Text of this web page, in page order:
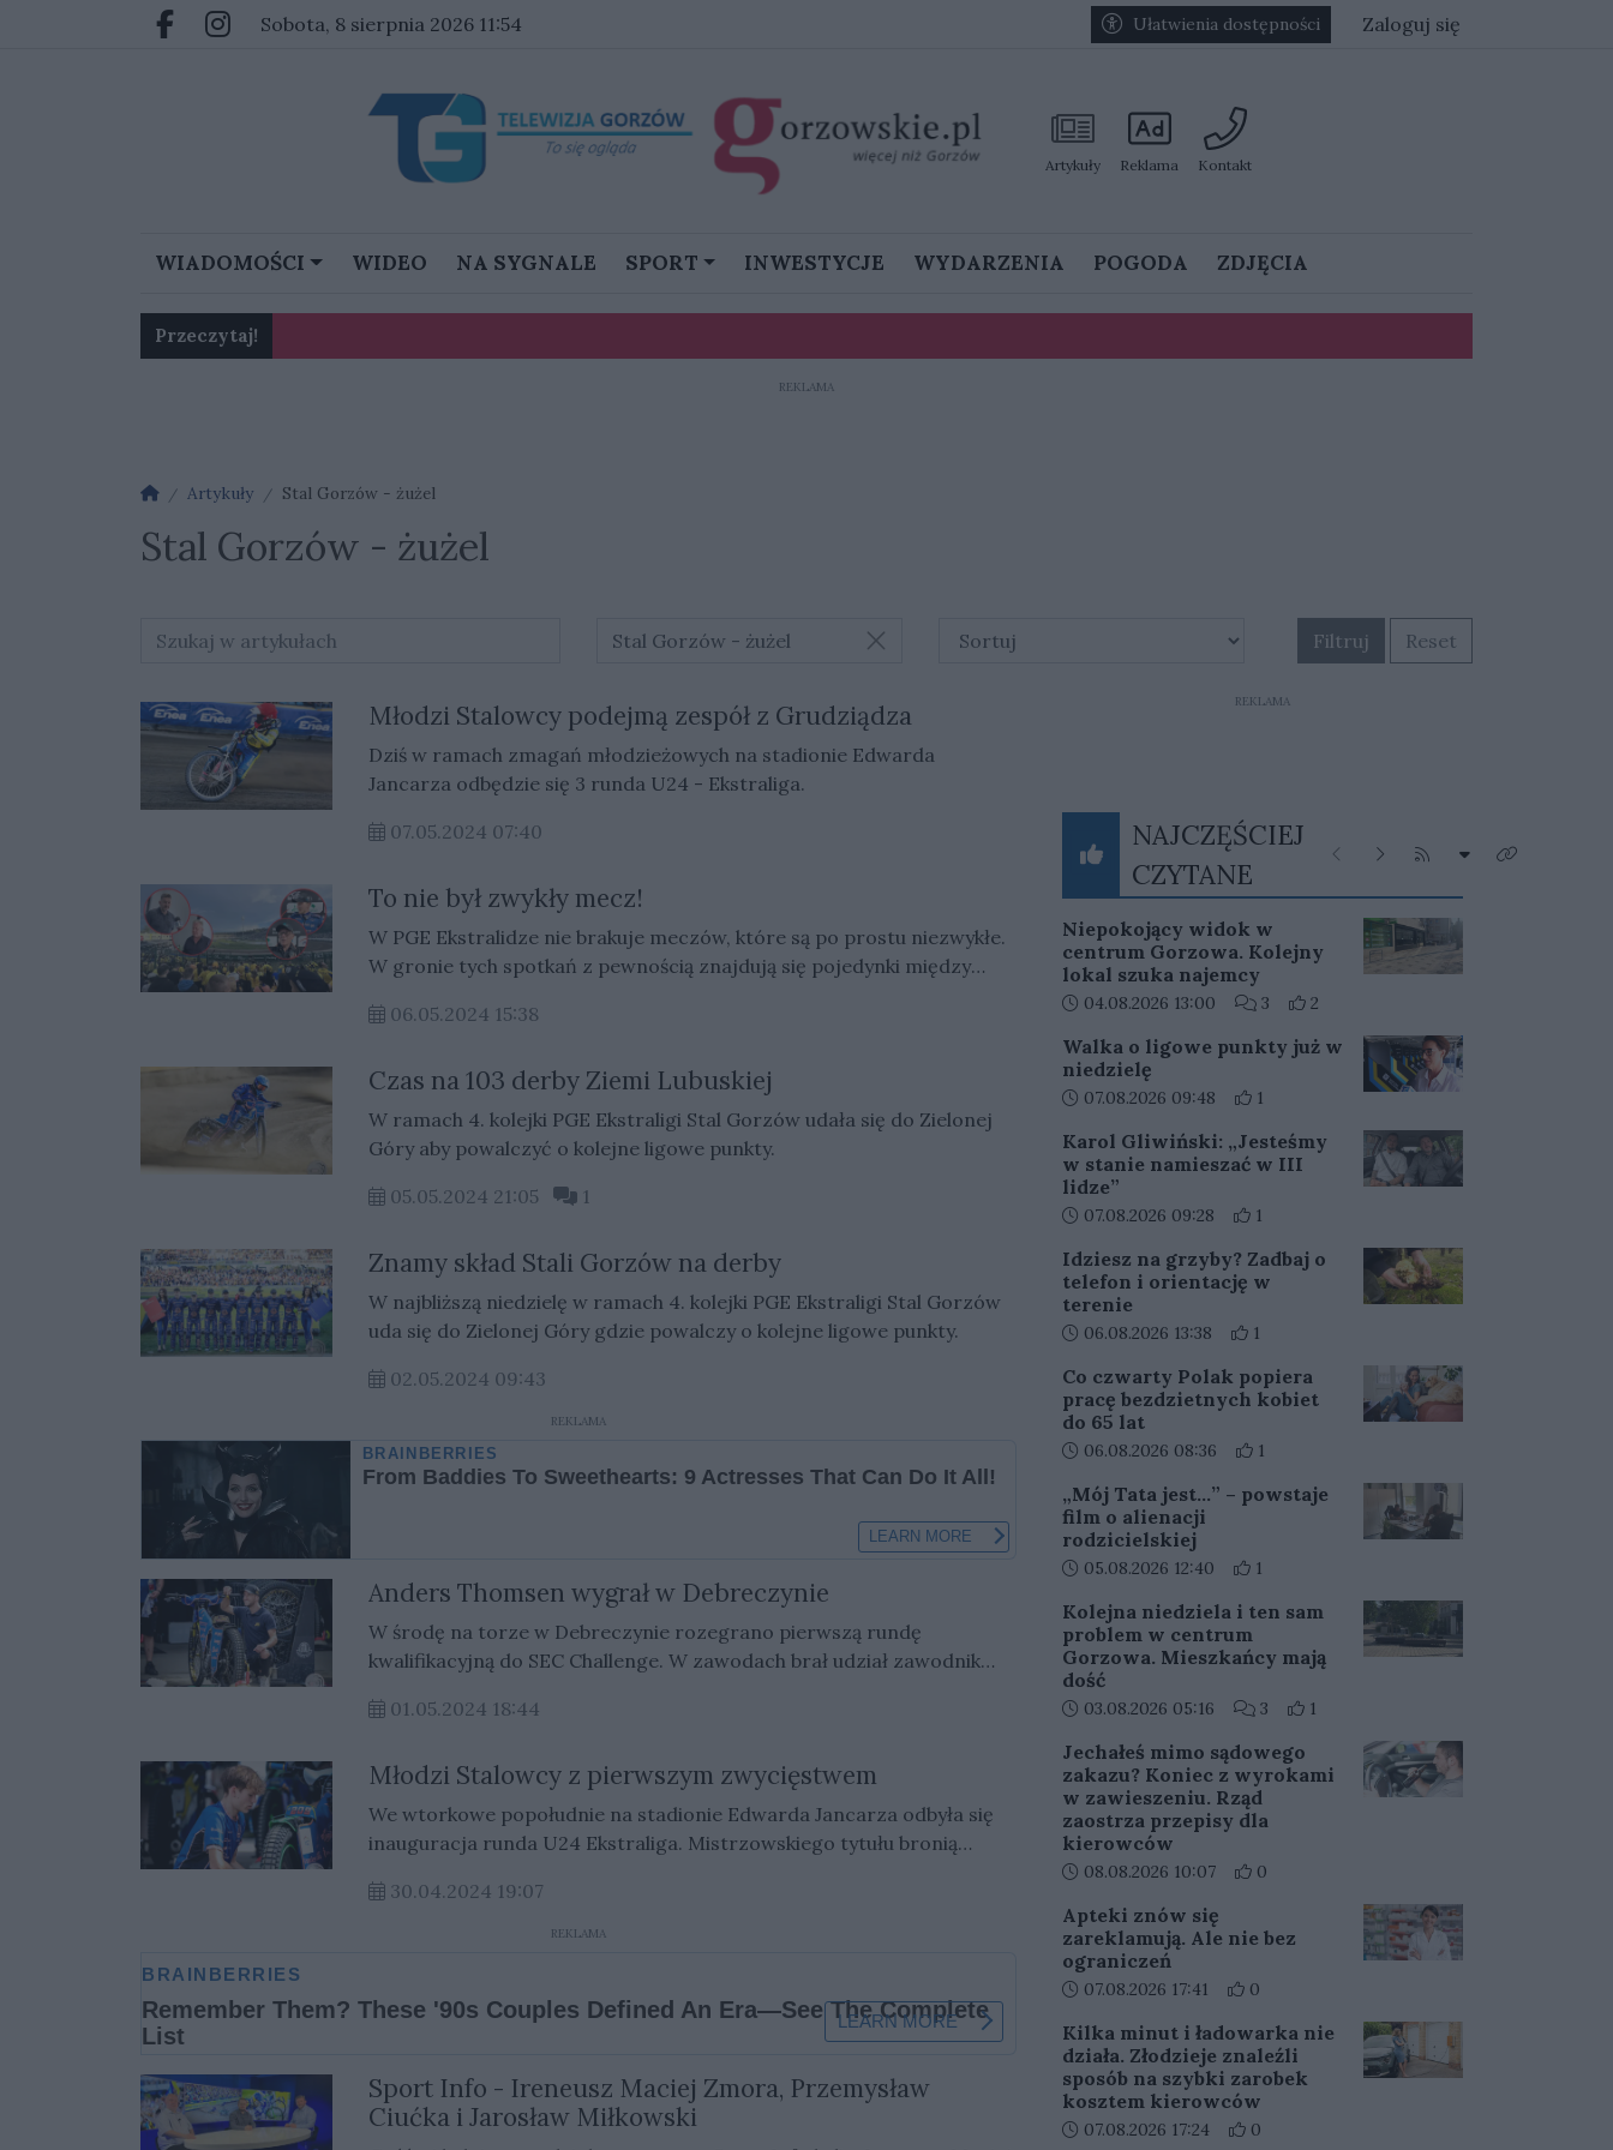
Przejdź do głównych treści
Przejdź do głównego menu
Facebook.com
Instagram.com
sobota, 8 sierpnia 2026 11:54 Ułatwienia dostępności Zaloguj się
Artykuły Reklama Kontakt
WIADOMOŚCI WIDEO NA SYGNALE SPORT INWESTYCJE WYDARZENIA POGODA ZDJĘCIA
Przeczytaj!
REKLAMA
Strona główna
Artykuły Stal Gorzów - żużel
Stal Gorzów - żużel
Stal Gorzów - żużel Filtruj Reset
Młodzi Stalowcy podejmą zespół z Grudziądza
Dziś w ramach zmagań młodzieżowych na stadionie Edwarda
Jancarza odbędzie się 3 runda U24 - Ekstraliga.
07.05.2024 07:40
To nie był zwykły mecz!
W PGE Ekstralidze nie brakuje meczów, które są po prostu niezwykłe.
W gronie tych spotkań z pewnością znajdują się pojedynki między
powróciły do najlepszej żużlowej ligi po prawie trzech latach przerwy.
06.05.2024 15:38
Czas na 103 derby Ziemi Lubuskiej
W ramach 4. kolejki PGE Ekstraligi Stal Gorzów udała się do Zielonej
Góry aby powalczyć o kolejne ligowe punkty.
05.05.2024 21:05
1
Znamy skład Stali Gorzów na derby
W najbliższą niedzielę w ramach 4. kolejki PGE Ekstraligi Stal Gorzów
uda się do Zielonej Góry gdzie powalczy o kolejne ligowe punkty.
02.05.2024 09:43
REKLAMA
Anders Thomsen wygrał w Debreczynie
W środę na torze w Debreczynie rozegrano pierwszą rundę
kwalifikacyjną do SEC Challenge. W zawodach brał udział zawodnik
01.05.2024 18:44
Młodzi Stalowcy z pierwszym zwycięstwem
We wtorkowe popołudnie na stadionie Edwarda Jancarza odbyła się
inauguracja runda U24 Ekstraliga. Mistrzowskiego tytułu bronią
30.04.2024 19:07
REKLAMA
Sport Info - Ireneusz Maciej Zmora, Przemysław
Ciućka i Jarosław Miłkowski
REKLAMA
NAJCZĘŚCIEJ
CZYTANE
Poprzednie
NastępneKliknij aby przejść do
Rozwiń listę
Kliknij aby
Niepokojący widok w
centrum Gorzowa. Kolejny
lokal szuka najemcy
Data dodania artykułu:
04.08.2026 13:00 Liczba komentarzy artykułu:
3 Liczba pozytywnych reakcji
2
Walka o ligowe punkty już w
niedzielę
Data dodania artykułu:
07.08.2026 09:48 Liczba pozytywnych reakcji użytkowników do
1
Karol Gliwiński: „Jesteśmy
w stanie namieszać w III
lidze”
Data dodania artykułu:
07.08.2026 09:28 Liczba pozytywnych reakcji użytkowników do
1
Idziesz na grzyby? Zadbaj o
telefon i orientację w
terenie
Data dodania artykułu:
06.08.2026 13:38 Liczba pozytywnych reakcji użytkowników do
1
Co czwarty Polak popiera
pracę bezdzietnych kobiet
do 65 lat
Data dodania artykułu:
06.08.2026 08:36 Liczba pozytywnych reakcji użytkowników do
1
„Mój Tata jest…” – powstaje
film o alienacji
rodzicielskiej
Data dodania artykułu:
05.08.2026 12:40 Liczba pozytywnych reakcji użytkowników do
1
Kolejna niedziela i ten sam
problem w centrum
Gorzowa. Mieszkańcy mają
dość
Data dodania artykułu:
03.08.2026 05:16 Liczba komentarzy artykułu:
3 Liczba pozytywnych reakcji
1
Jechałeś mimo sądowego
zakazu? Koniec z wyrokami
w zawieszeniu. Rząd
zaostrza przepisy dla
kierowców
Data dodania artykułu:
08.08.2026 10:07 Liczba pozytywnych reakcji użytkowników do
0
Apteki znów się
zareklamują. Ale nie bez
ograniczeń
Data dodania artykułu:
07.08.2026 17:41 Liczba pozytywnych reakcji użytkowników do
0
Kilka minut i ładowarka nie
działa. Złodzieje znaleźli
sposób na szybki zarobek
kosztem kierowców
Data dodania artykułu:
07.08.2026 17:24 Liczba pozytywnych reakcji użytkowników do
0